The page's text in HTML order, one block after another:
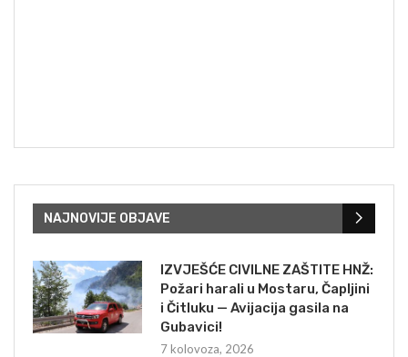
NAJNOVIJE OBJAVE
IZVJEŠĆE CIVILNE ZAŠTITE HNŽ:
Požari harali u Mostaru, Čapljini
i Čitluku — Avijacija gasila na
Gubavici!
7 kolovoza, 2026